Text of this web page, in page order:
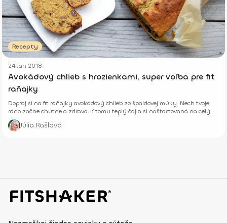
Recepty
24 Jan 2018
Avokádový chlieb s hrozienkami, super voľba pre fit
raňajky
Dopraj si na fit raňajky avokádový chlieb zo špaldovej múky. Nech tvoje
ráno začne chutne a zdravo. K tomu teplý čaj a si naštartovaná na celý
deň.
Júlia Rašlová